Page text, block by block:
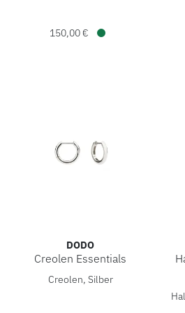
150,00 €
DODO
Creolen Essentials
DoDo Creolen Essentials , Ref:
Creolen, Silber